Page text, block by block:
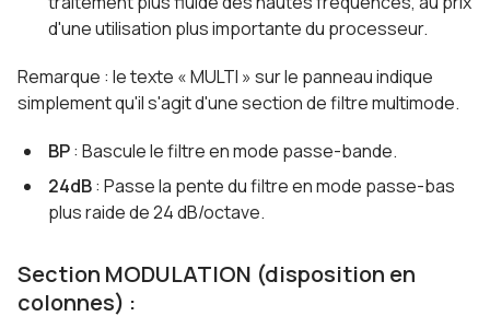
d'une utilisation plus importante du processeur.
Remarque : le texte « MULTI » sur le panneau indique
simplement qu'il s'agit d'une section de filtre multimode.
BP: Bascule le filtre en mode passe-bande.
24dB: Passe la pente du filtre en mode passe-bas
plus raide de 24 dB/octave.
Section MODULATION (disposition en
colonnes) :